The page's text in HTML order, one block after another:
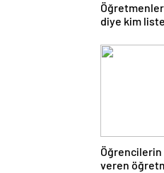
diye kim
veren öğretmen